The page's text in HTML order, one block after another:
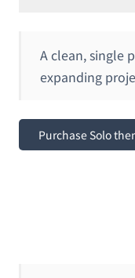
A clean, single
expanding
Purchase Solo